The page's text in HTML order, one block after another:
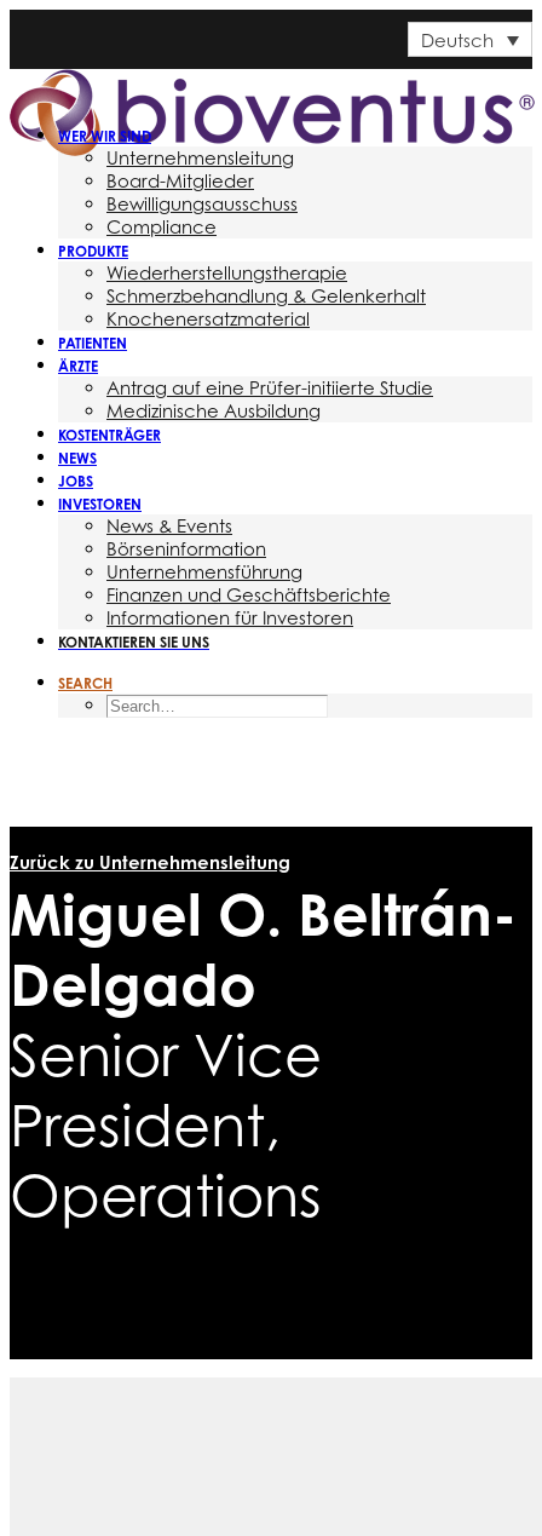
Deutsch
WER WIR SIND
Unternehmensleitung
Board-Mitglieder
Bewilligungsausschuss
Compliance
PRODUKTE
Wiederherstellungstherapie
Schmerzbehandlung & Gelenkerhalt
Knochenersatzmaterial
PATIENTEN
ÄRZTE
Antrag auf eine Prüfer-initiierte Studie
Medizinische Ausbildung
KOSTENTRÄGER
NEWS
JOBS
INVESTOREN
News & Events
Börseninformation
Unternehmensführung
Finanzen und Geschäftsberichte
Informationen für Investoren
KONTAKTIEREN SIE UNS
SEARCH
Zurück zu Unternehmensleitung
Miguel O. Beltrán-
Delgado
Senior Vice
President,
Operations